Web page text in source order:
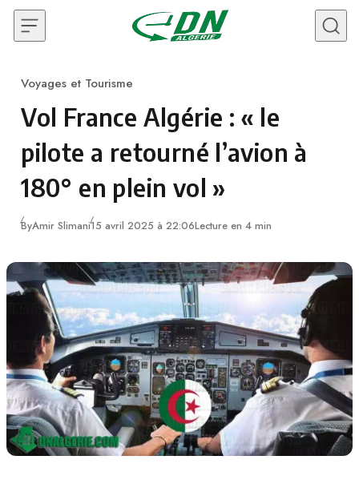
Skip to content
Category
Voyages et Tourisme
Vol France Algérie : « le
pilote a retourné l’avion à
180° en plein vol »
ByAmir Slimani15 avril 2025 à 22:06Lecture en 4 min